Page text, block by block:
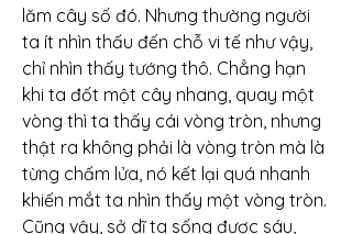
lăm cây số đó. Nhưng thường người
ta ít nhìn thấu đến chỗ vi tế như vậy,
chỉ nhìn thấy tướng thô. Chẳng hạn
khi ta đốt một cây nhang, quay một
vòng thì ta thấy cái vòng tròn, nhưng
thật ra không phải là vòng tròn mà là
từng chấm lửa, nó kết lại quá nhanh
khiến mắt ta nhìn thấy một vòng tròn.
Cũng vậy, sở dĩ ta sống được sáu,